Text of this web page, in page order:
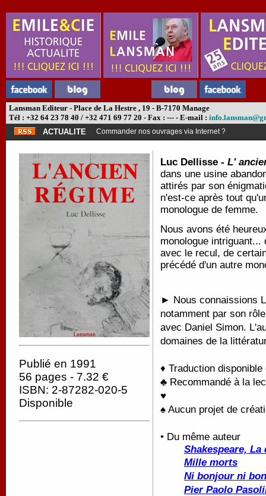
Lansman Editeur - Place de La Hestre , 19 - B-7170 Manage
Tél : +32 64 23 78 40 / +32 471 69 77 20 - Fax : --- - E-mail :
ACTUALITE
Commander nos ouvrages via Internet ?
Publié en 1991
56 pages - 7.32 €
ISBN: 2-87282-020-5
Disponible
Luc Dellisse - L'
dans une usine
attirés par son
n'est-ce après tout
monologue de femme.
Nous avons été
monologue
avec le recul, de
précédé d'un autre
► Nous connaissions
notamment par son
avec Daniel Simon.
domaines de la
♦ Traduction
♣ Recommandé à la
♥
♠ Aucun projet de
• Du même auteur
Shakespeare,
Mille morts
Ni bonjour ni
Pier Paolo